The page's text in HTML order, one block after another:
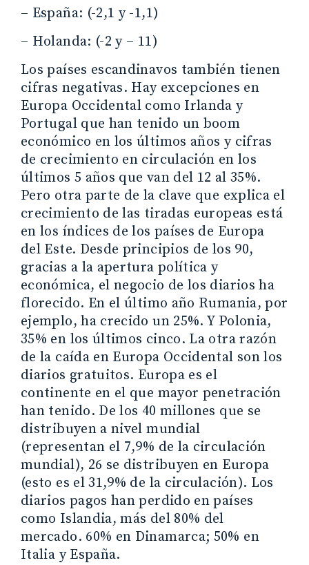
– España: (-2,1 y -1,1)
– Holanda: (-2 y – 11)
Los países escandinavos también tienen
cifras negativas. Hay excepciones en
Europa Occidental como Irlanda y
Portugal que han tenido un boom
económico en los últimos años y cifras
de crecimiento en circulación en los
últimos 5 años que van del 12 al 35%.
Pero otra parte de la clave que explica el
crecimiento de las tiradas europeas está
en los índices de los países de Europa
del Este. Desde principios de los 90,
gracias a la apertura política y
económica, el negocio de los diarios ha
florecido. En el último año Rumania, por
ejemplo, ha crecido un 25%. Y Polonia,
35% en los últimos cinco. La otra razón
de la caída en Europa Occidental son los
diarios gratuitos. Europa es el
continente en el que mayor penetración
han tenido. De los 40 millones que se
distribuyen a nivel mundial
(representan el 7,9% de la circulación
mundial), 26 se distribuyen en Europa
(esto es el 31,9% de la circulación). Los
diarios pagos han perdido en países
como Islandia, más del 80% del
mercado. 60% en Dinamarca; 50% en
Italia y España.